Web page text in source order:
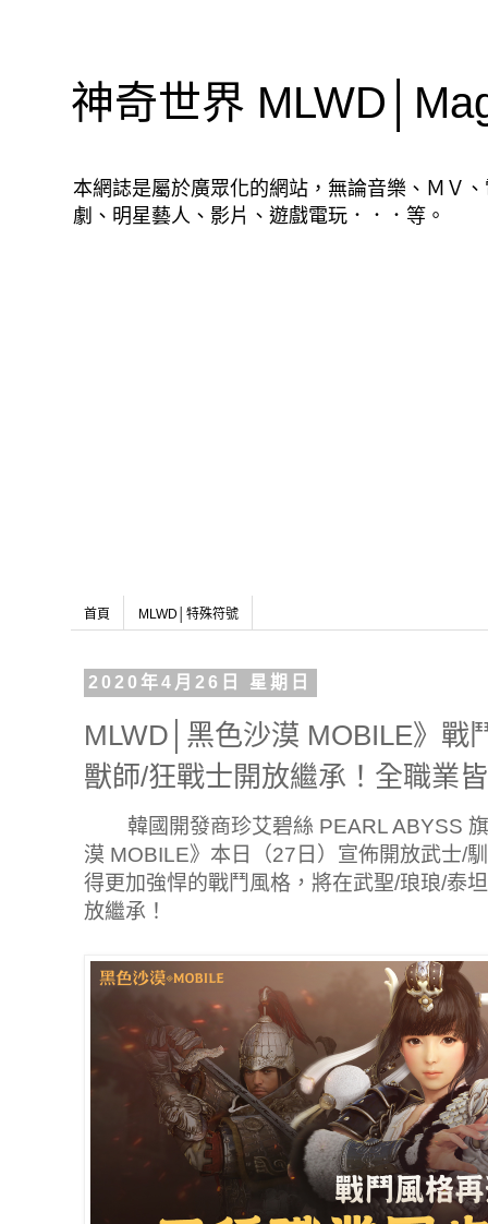
神奇世界
本網誌是屬於廣眾化的網站，無論音樂、ＭＶ
劇、明星藝人、影片、遊戲電玩．．．等。
首頁 MLWD│特殊符號
2020年4月26日 星期日
MLWD│黑色沙漠 MOBILE》戰
獸師/狂戰士開放繼承！全職業
韓國開發商珍艾碧絲 PEARL ABYSS 旗
漠 MOBILE》本日（27日）宣佈開放武士/
得更加強悍的戰鬥風格，將在武聖/琅琅/泰
放繼承！